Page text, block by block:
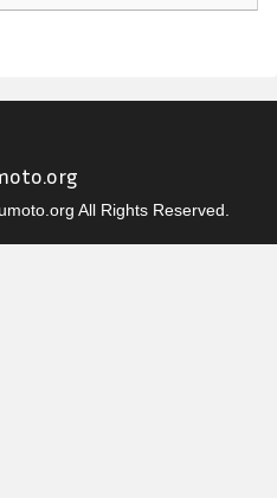
All Rights Reserved.